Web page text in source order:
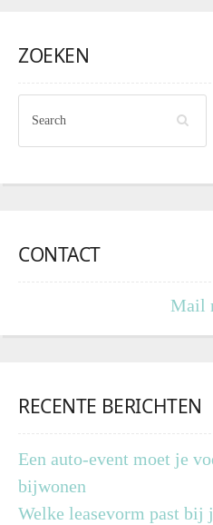
ZOEKEN
CONTACT
Mail
RECENTE BERICHTEN
Een auto-event moet je
bijwonen
Welke leasevorm past bij